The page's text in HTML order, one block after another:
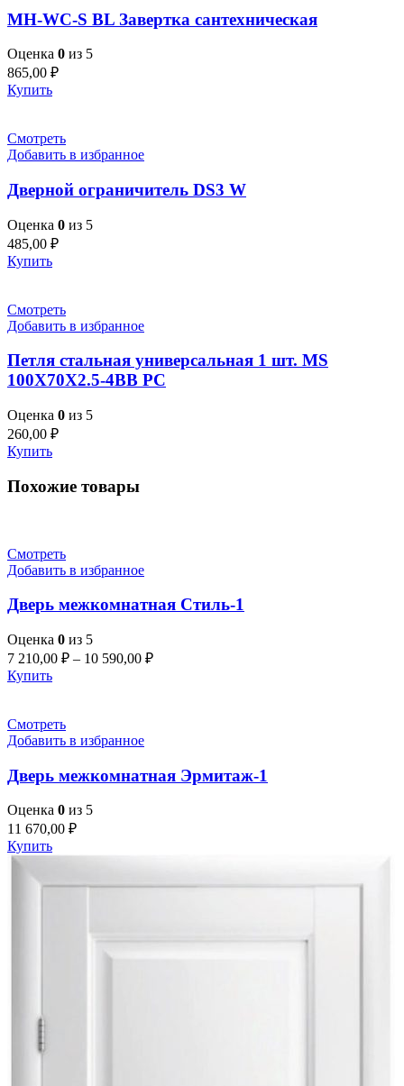
MH-WC-S BL Завертка сантехническая
Оценка 0 из 5
865,00 ₽
Купить
Смотреть
Добавить в избранное
Дверной ограничитель DS3 W
Оценка 0 из 5
485,00 ₽
Купить
Смотреть
Добавить в избранное
Петля стальная универсальная 1 шт. MS
100X70X2.5-4BB PC
Оценка 0 из 5
260,00 ₽
Купить
Похожие товары
Смотреть
Добавить в избранное
Дверь межкомнатная Стиль-1
Оценка 0 из 5
7 210,00 ₽ – 10 590,00 ₽
Купить
Смотреть
Добавить в избранное
Дверь межкомнатная Эрмитаж-1
Оценка 0 из 5
11 670,00 ₽
Купить